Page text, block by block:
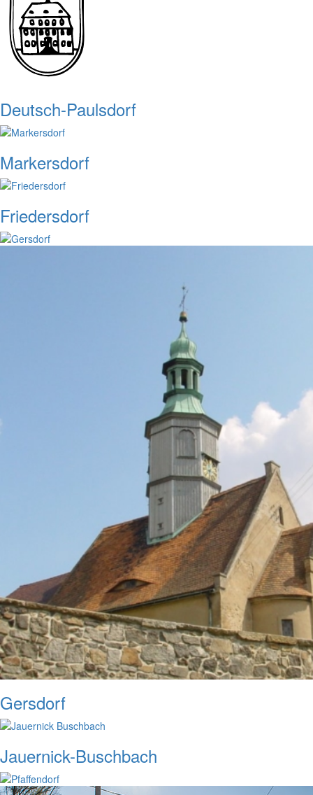
Deutsch-Paulsdorf
Markersdorf
Friedersdorf
Gersdorf
Jauernick-Buschbach